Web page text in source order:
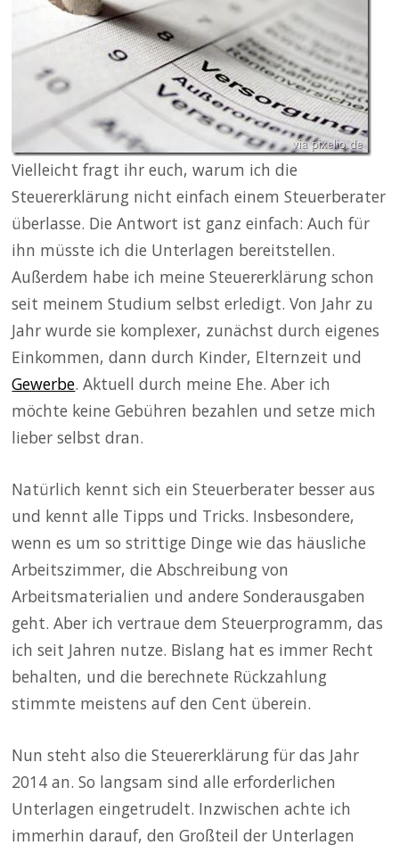
Vielleicht fragt ihr euch, warum ich die
Steuererklärung nicht einfach einem Steuerberater
überlasse. Die Antwort ist ganz einfach: Auch für
ihn müsste ich die Unterlagen bereitstellen.
Außerdem habe ich meine Steuererklärung schon
seit meinem Studium selbst erledigt. Von Jahr zu
Jahr wurde sie komplexer, zunächst durch eigenes
Einkommen, dann durch Kinder, Elternzeit und
Gewerbe. Aktuell durch meine Ehe. Aber ich
möchte keine Gebühren bezahlen und setze mich
lieber selbst dran.
Natürlich kennt sich ein Steuerberater besser aus
und kennt alle Tipps und Tricks. Insbesondere,
wenn es um so strittige Dinge wie das häusliche
Arbeitszimmer, die Abschreibung von
Arbeitsmaterialien und andere Sonderausgaben
geht. Aber ich vertraue dem Steuerprogramm, das
ich seit Jahren nutze. Bislang hat es immer Recht
behalten, und die berechnete Rückzahlung
stimmte meistens auf den Cent überein.
Nun steht also die Steuererklärung für das Jahr
2014 an. So langsam sind alle erforderlichen
Unterlagen eingetrudelt. Inzwischen achte ich
immerhin darauf, den Großteil der Unterlagen